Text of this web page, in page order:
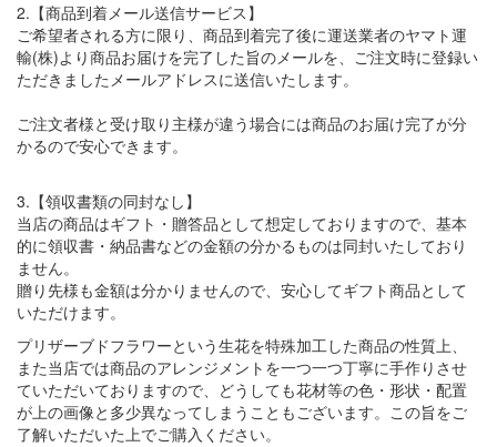
2.【商品到着メール送信サービス】
ご希望者される方に限り、商品到着完了後に運送業者のヤマト運
輸(株)より商品お届けを完了した旨のメールを、ご注文時に登録い
ただきましたメールアドレスに送信いたします。
ご注文者様と受け取り主様が違う場合には商品のお届け完了が分
かるので安心できます。
3.【領収書類の同封なし】
当店の商品はギフト・贈答品として想定しておりますので、基本
的に領収書・納品書などの金額の分かるものは同封いたしており
ません。
贈り先様も金額は分かりませんので、安心してギフト商品として
いただけます。
プリザーブドフラワーという生花を特殊加工した商品の性質上、
また当店では商品のアレンジメントを一つ一つ丁寧に手作りさせ
ていただいておりますので、どうしても花材等の色・形状・配置
が上の画像と多少異なってしまうこともございます。この旨をご
了解いただいた上でご購入ください。